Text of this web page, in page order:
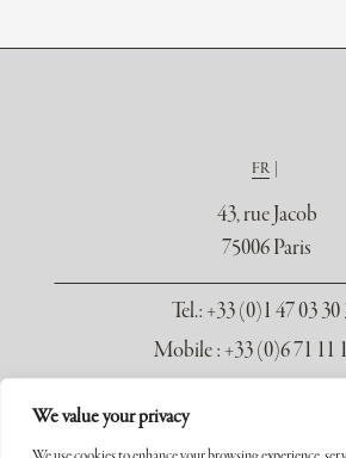
We value your privacy
FR
43, rue Jacob
75006 Paris
Tel.: +33 (0)1 47 03 30
Mobile : +33 (0)6 71 11